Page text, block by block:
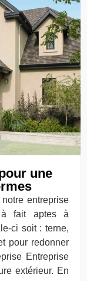
une
entreprise
à fait aptes à
ci soit : terne,
pour redonner
Entreprise
extérieur. En